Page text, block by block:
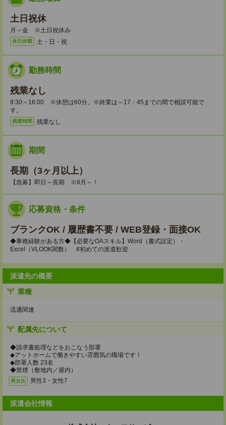
土日祝休
月～金 ※土日祝休み
休日休暇 土・日・祝
勤務時間
残業なし
9:30～16:00 ※休憩は60分。※終業は～17：45までの間で相談可能で
す。
残業時間 残業なし
期間
長期（3ヶ月以上）
【急募】即日～長期 ※8月～！
応募資格・条件
ブランクOK / 履歴書不要 / WEB登録・面接OK
◆事務経験がある方◆【必要なOAスキル】Word（書式設定）・
Excel（VLOOK関数） #初めての派遣歓迎
派遣先の概要
業種
流通関連
配属先について
◆請求書処理などをおこなう部署
◆アットホームで働きやすい雰囲気の職場です！
◆部署人数 23名
◆禁煙（敷地内／屋内）
男女比 男性3・女性7
派遣会社情報